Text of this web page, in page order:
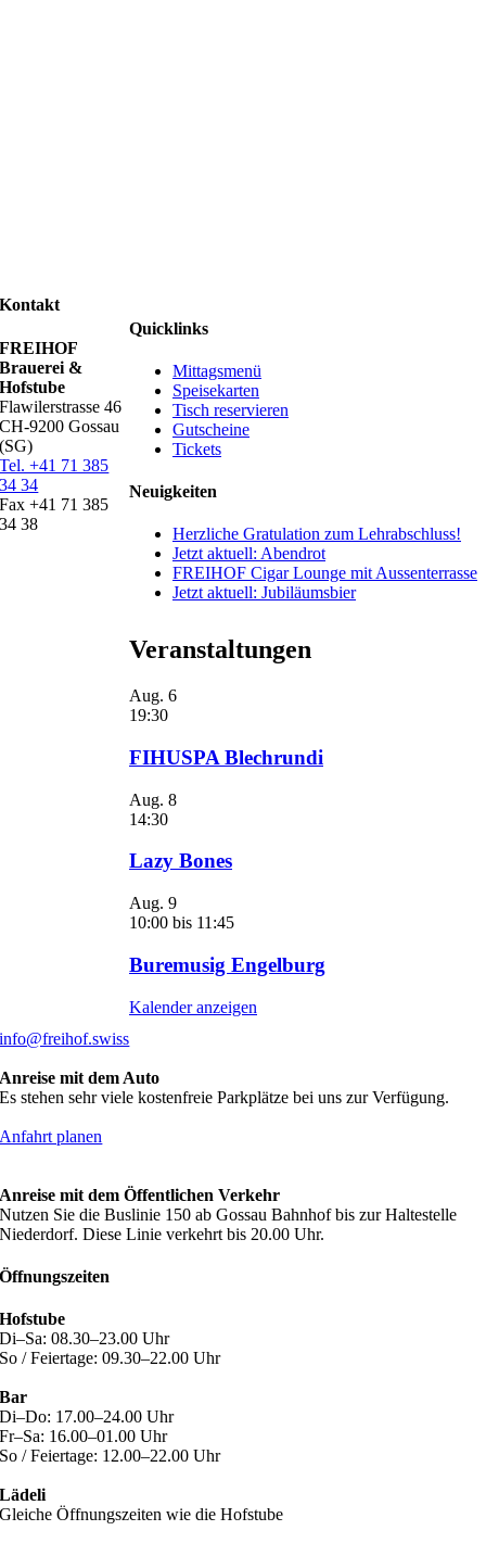
Quicklinks
Mittagsmenü
Speisekarten
Tisch reservieren
Gutscheine
Tickets
Neuigkeiten
Herzliche Gratulation zum Lehrabschluss!
Jetzt aktuell: Abendrot
FREIHOF Cigar Lounge mit Aussenterrasse
Jetzt aktuell: Jubiläumsbier
Veranstaltungen
Aug. 6
19:30
FIHUSPA Blechrundi
Aug. 8
14:30
Lazy Bones
Aug. 9
10:00 bis 11:45
Buremusig Engelburg
Kalender anzeigen
Kontakt
FREIHOF
Brauerei &
Hofstube
Flawilerstrasse 46
CH-9200 Gossau
(SG)
Tel. +41 71 385
34 34
Fax +41 71 385
34 38
info@freihof.swiss
Anreise mit dem Auto
Es stehen sehr viele kostenfreie Parkplätze bei uns zur Verfügung.
Anfahrt planen
Anreise mit dem Öffentlichen Verkehr
Nutzen Sie die Buslinie 150 ab Gossau Bahnhof bis zur Haltestelle
Niederdorf. Diese Linie verkehrt bis 20.00 Uhr.
Öffnungszeiten
Hofstube
Di–Sa: 08.30–23.00 Uhr
So / Feiertage: 09.30–22.00 Uhr
Bar
Di–Do: 17.00–24.00 Uhr
Fr–Sa: 16.00–01.00 Uhr
So / Feiertage: 12.00–22.00 Uhr
Lädeli
Gleiche Öffnungszeiten wie die Hofstube